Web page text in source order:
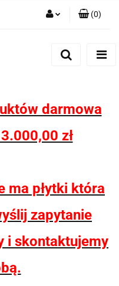
(0)
darmowa
zł
ma płytki która
zapytanie
i skontaktujemy